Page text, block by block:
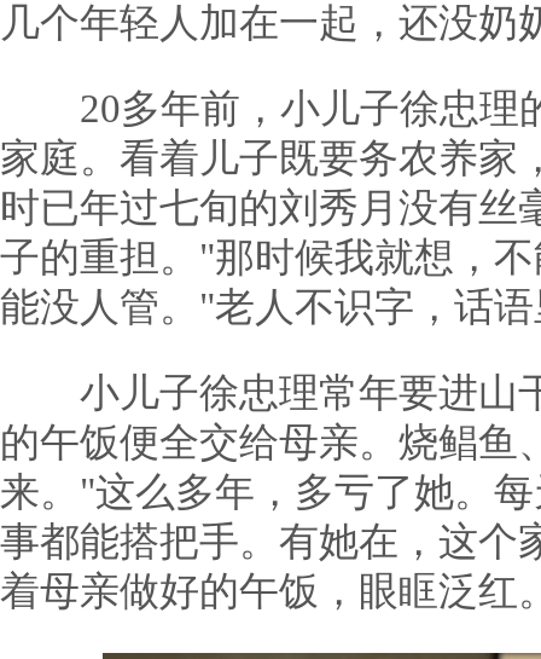
几个年轻人加在一起，还没奶
20多年前，小儿子徐忠理
家庭。看着儿子既要务农养家
时已年过七旬的刘秀月没有丝
子的重担。"那时候我就想，
能没人管。"老人不识字，话
小儿子徐忠理常年要进山
的午饭便全交给母亲。烧鲳鱼
来。"这么多年，多亏了她。
事都能搭把手。有她在，这个
着母亲做好的午饭，眼眶泛红